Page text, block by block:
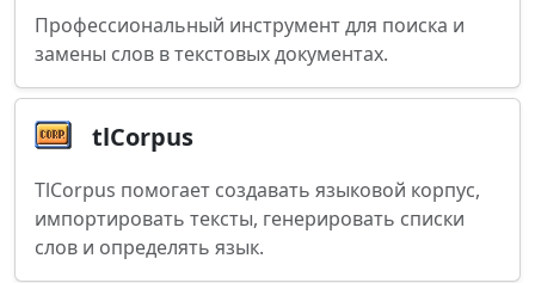
Профессиональный инструмент для поиска и
замены слов в текстовых документах.
tlCorpus
TlCorpus помогает создавать языковой корпус,
импортировать тексты, генерировать списки
слов и определять язык.